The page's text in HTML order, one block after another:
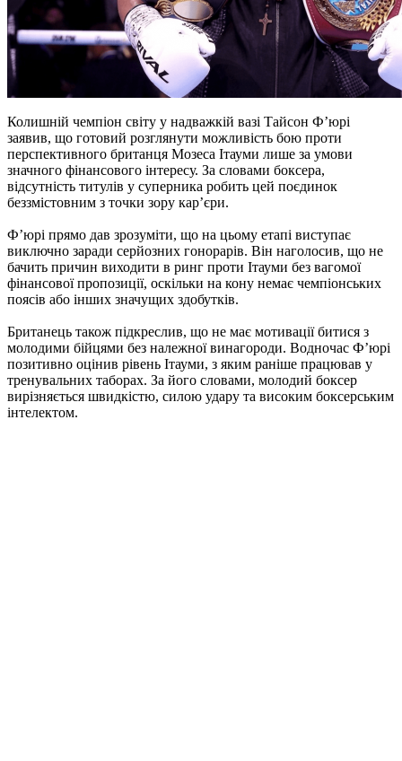
Колишній чемпіон світу у надважкій вазі Тайсон Ф’юрі
заявив, що готовий розглянути можливість бою проти
перспективного британця Мозеса Ітауми лише за умови
значного фінансового інтересу. За словами боксера,
відсутність титулів у суперника робить цей поєдинок
беззмістовним з точки зору кар’єри.
Ф’юрі прямо дав зрозуміти, що на цьому етапі виступає
виключно заради серйозних гонорарів. Він наголосив, що не
бачить причин виходити в ринг проти Ітауми без вагомої
фінансової пропозиції, оскільки на кону немає чемпіонських
поясів або інших значущих здобутків.
Британець також підкреслив, що не має мотивації битися з
молодими бійцями без належної винагороди. Водночас Ф’юрі
позитивно оцінив рівень Ітауми, з яким раніше працював у
тренувальних таборах. За його словами, молодий боксер
вирізняється швидкістю, силою удару та високим боксерським
інтелектом.